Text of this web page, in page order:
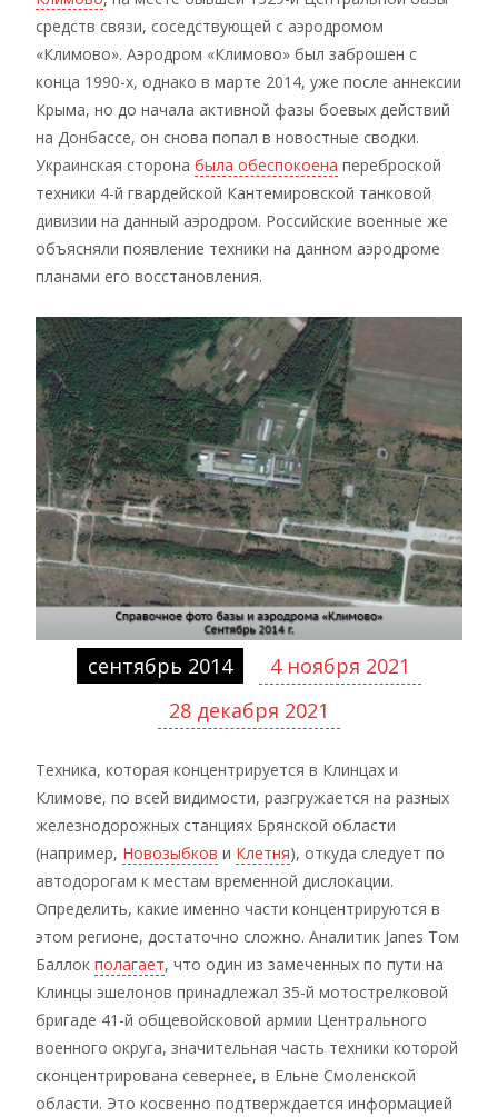
средств связи, соседствующей с аэродромом
«Климово». Аэродром «Климово» был заброшен с
конца 1990-х, однако в марте 2014, уже после аннексии
Крыма, но до начала активной фазы боевых действий
на Донбассе, он снова попал в новостные сводки.
Украинская сторона была обеспокоена переброской
техники 4-й гвардейской Кантемировской танковой
дивизии на данный аэродром. Российские военные же
объясняли появление техники на данном аэродроме
планами его восстановления.
сентябрь 2014
4 ноября 2021
28 декабря 2021
Техника, которая концентрируется в Клинцах и
Климове, по всей видимости, разгружается на разных
железнодорожных станциях Брянской области
(например, Новозыбков и Клетня), откуда следует по
автодорогам к местам временной дислокации.
Определить, какие именно части концентрируются в
этом регионе, достаточно сложно. Аналитик Janes Том
Баллок полагает, что один из замеченных по пути на
Клинцы эшелонов принадлежал 35-й мотострелковой
бригаде 41-й общевойсковой армии Центрального
военного округа, значительная часть техники которой
сконцентрирована севернее, в Ельне Смоленской
области. Это косвенно подтверждается информацией